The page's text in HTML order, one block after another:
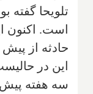
تلویحا گفته
است. اکنون
حادثه از
این در
سه هفته پیش